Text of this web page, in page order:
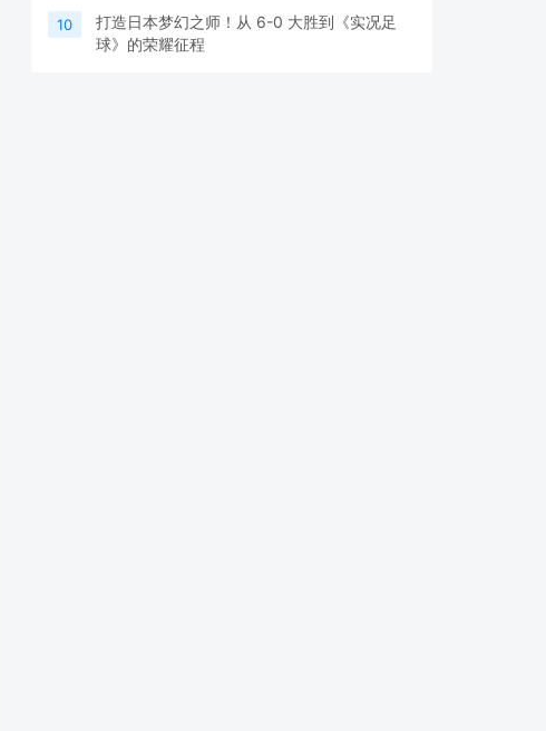
10
打造日本梦幻之师！从 6-0 大胜到《实况足
球》的荣耀征程